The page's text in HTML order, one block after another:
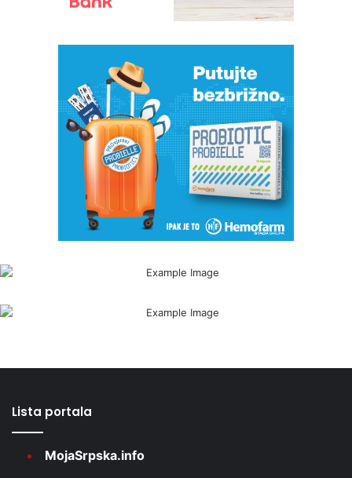
Lista portala
MojaSrpska.info